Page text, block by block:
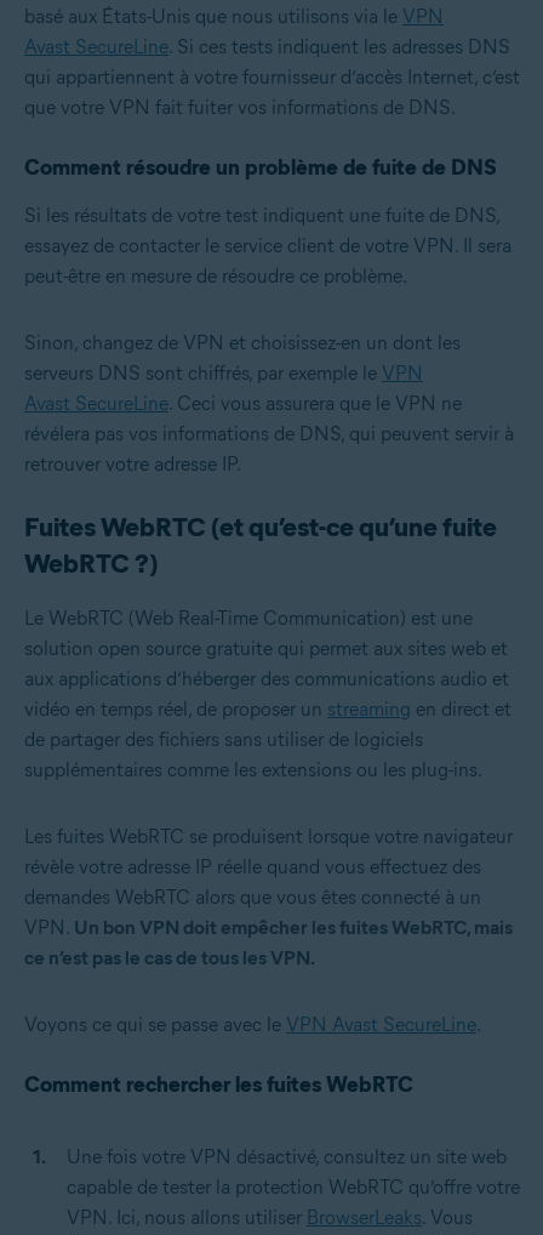
basé aux États-Unis que nous utilisons via le VPN
Avast SecureLine. Si ces tests indiquent les adresses DNS
qui appartiennent à votre fournisseur d’accès Internet, c’est
que votre VPN fait fuiter vos informations de DNS.
Comment résoudre un problème de fuite de DNS
Si les résultats de votre test indiquent une fuite de DNS,
essayez de contacter le service client de votre VPN. Il sera
peut-être en mesure de résoudre ce problème.
Sinon, changez de VPN et choisissez-en un dont les
serveurs DNS sont chiffrés, par exemple le VPN
Avast SecureLine. Ceci vous assurera que le VPN ne
révélera pas vos informations de DNS, qui peuvent servir à
retrouver votre adresse IP.
Fuites WebRTC (et qu’est-ce qu’une fuite
WebRTC ?)
Le WebRTC (Web Real-Time Communication) est une
solution open source gratuite qui permet aux sites web et
aux applications d’héberger des communications audio et
vidéo en temps réel, de proposer un streaming en direct et
de partager des fichiers sans utiliser de logiciels
supplémentaires comme les extensions ou les plug-ins.
Les fuites WebRTC se produisent lorsque votre navigateur
révèle votre adresse IP réelle quand vous effectuez des
demandes WebRTC alors que vous êtes connecté à un
VPN. Un bon VPN doit empêcher les fuites WebRTC, mais
ce n’est pas le cas de tous les VPN.
Voyons ce qui se passe avec le VPN Avast SecureLine.
Comment rechercher les fuites WebRTC
Une fois votre VPN désactivé, consultez un site web
capable de tester la protection WebRTC qu’offre votre
VPN. Ici, nous allons utiliser BrowserLeaks. Vous